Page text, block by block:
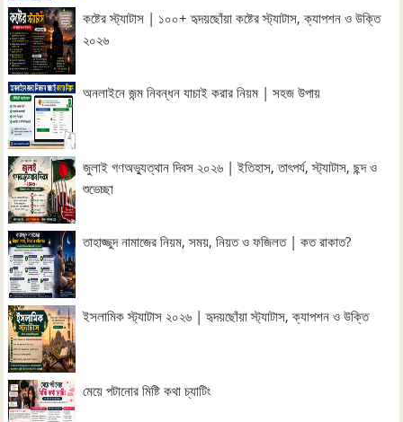
কষ্টের স্ট্যাটাস | ১০০+ হৃদয়ছোঁয়া কষ্টের স্ট্যাটাস, ক্যাপশন ও উক্তি
২০২৬
অনলাইনে জন্ম নিবন্ধন যাচাই করার নিয়ম | সহজ উপায়
জুলাই গণঅভ্যুত্থান দিবস ২০২৬ | ইতিহাস, তাৎপর্য, স্ট্যাটাস, ছন্দ ও
শুভেচ্ছা
তাহাজ্জুদ নামাজের নিয়ম, সময়, নিয়ত ও ফজিলত | কত রাকাত?
ইসলামিক স্ট্যাটাস ২০২৬ | হৃদয়ছোঁয়া স্ট্যাটাস, ক্যাপশন ও উক্তি
মেয়ে পটানোর মিষ্টি কথা চ্যাটিং